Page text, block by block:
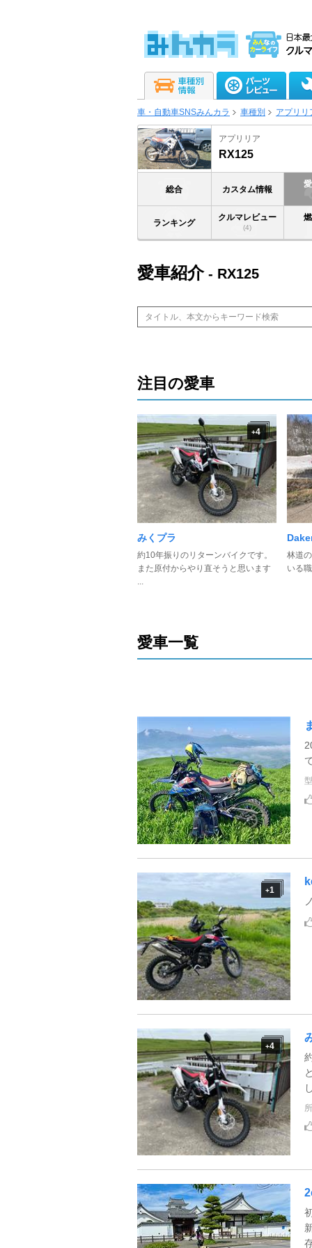
車・自動車SNSみんカラ 車種別 アプリリ
アプリリア
RX125
総合 カスタム情報
ランキング
クルマレビュー
(4)
愛車紹介- RX125
注目の愛車
+4
みくプラ
約10年振りのリターンバイクです。
また原付からやり直そうと思います
...
林道
いる
愛車一覧
+1
+4